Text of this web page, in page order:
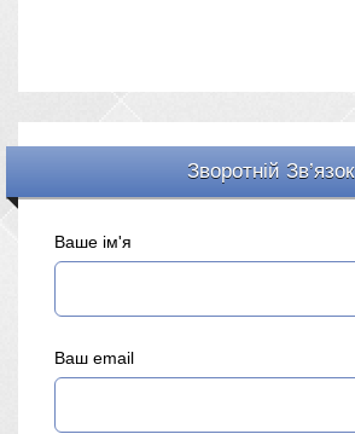
Зворотній Зв’язок
Ваше ім'я
Ваш email